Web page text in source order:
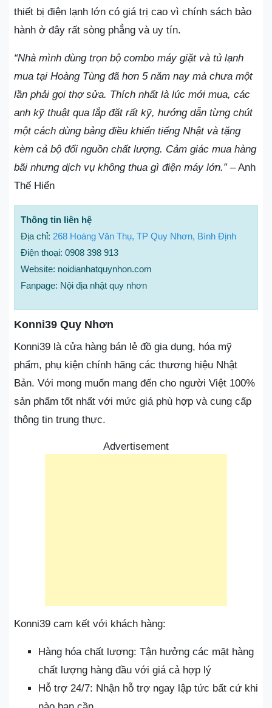
thiết bị điện lạnh lớn có giá trị cao vì chính sách bảo
hành ở đây rất sòng phẳng và uy tín.
“Nhà mình dùng trọn bộ combo máy giặt và tủ lạnh
mua tại Hoàng Tùng đã hơn 5 năm nay mà chưa một
lần phải gọi thợ sửa. Thích nhất là lúc mới mua, các
anh kỹ thuật qua lắp đặt rất kỹ, hướng dẫn từng chút
một cách dùng bảng điều khiển tiếng Nhật và tặng
kèm cả bộ đổi nguồn chất lượng. Cảm giác mua hàng
bãi nhưng dịch vụ không thua gì điện máy lớn.”– Anh
Thế Hiển
Thông tin liên hệ
Địa chỉ: 268 Hoàng Văn Thụ, TP Quy Nhơn, Bình Định
Điện thoại: 0908 398 913
Website: noidianhatquynhon.com
Fanpage: Nội địa nhật quy nhơn
Konni39 Quy Nhơn
Konni39 là cửa hàng bán lẻ đồ gia dụng, hóa mỹ
phẩm, phụ kiện chính hãng các thương hiệu Nhật
Bản. Với mong muốn mang đến cho người Việt 100%
sản phẩm tốt nhất với mức giá phù hợp và cung cấp
thông tin trung thực.
Advertisement
Konni39 cam kết với khách hàng:
Hàng hóa chất lượng: Tận hưởng các mặt hàng
chất lượng hàng đầu với giá cả hợp lý
Hỗ trợ 24/7: Nhận hỗ trợ ngay lập tức bất cứ khi